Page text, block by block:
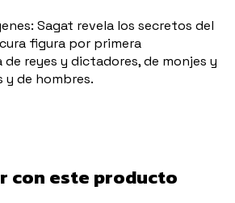
Sagat revela los secretos del
figura por primera
reyes y dictadores, de monjes y
y de hombres.
con este producto